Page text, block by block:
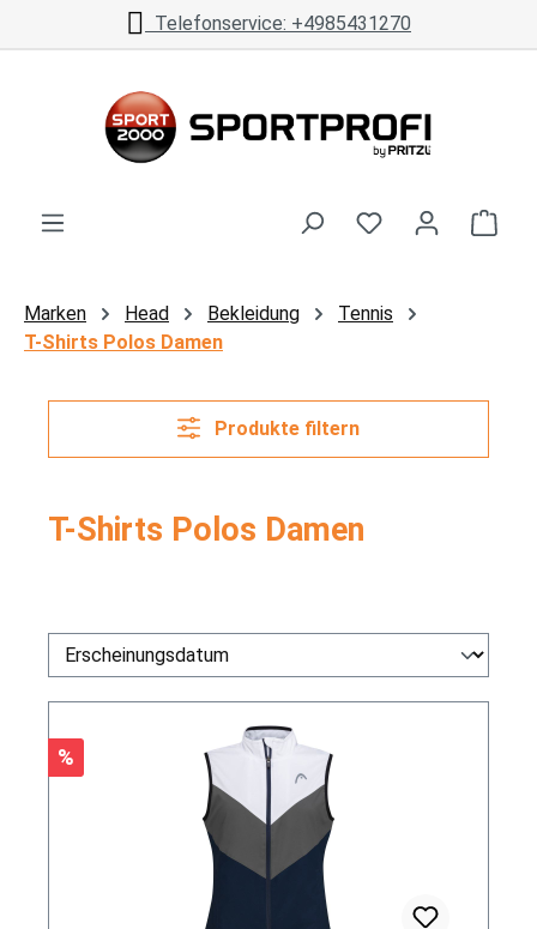
Zum Hauptinhalt springen
Telefonservice: +4985431270
Marken Head Bekleidung
Tennis
T-Shirts Polos Damen
Produkte filtern
T-Shirts Polos Damen
Rabatt
%